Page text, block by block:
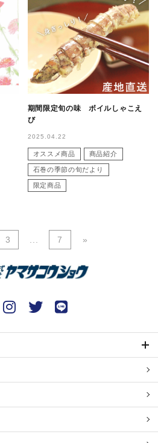
期間限定旬の味 ボイルしゃこえ
び
2025.04.22
オススメ商品 商品紹介
石巻の季節の旬だより
限定商品
3 7 »